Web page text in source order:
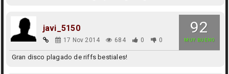
92
MUY BUENO
javi_5150
17 Nov 2014 684 0 0
Gran disco plagado de riffs bestiales!